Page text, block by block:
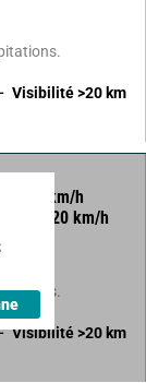
Visibilité >20 km
km/h
à
20 km/h
Visibilité >20 km